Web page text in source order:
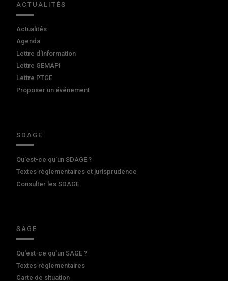
ACTUALITÉS
Actualités
Agenda
Lettre d'information
Lettre GEMAPI
Lettre PTGE
Proposer un événement
SDAGE
Qu'est-ce qu'un SDAGE ?
Textes réglementaires et jurisprudence
Consulter les SDAGE
SAGE
Qu'est-ce qu'un SAGE ?
Textes réglementaires
Carte de situation